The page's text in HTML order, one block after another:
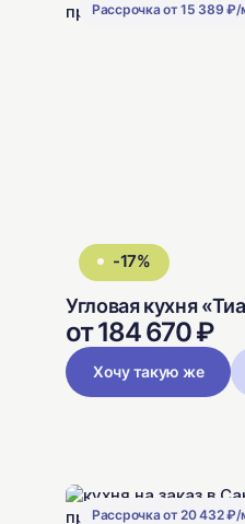
Рассрочка от 15 389
-17%
Угловая кухня
от 184 670 ₽
Хочу такую же
Рассрочка от 20 432